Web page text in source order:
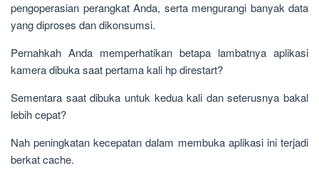
pengoperasian perangkat Anda, serta mengurangi banyak data
yang diproses dan dikonsumsi.
Pernahkah Anda memperhatikan betapa lambatnya aplikasi
kamera dibuka saat pertama kali hp direstart?
Sementara saat dibuka untuk kedua kali dan seterusnya bakal
lebih cepat?
Nah peningkatan kecepatan dalam membuka aplikasi ini terjadi
berkat cache.